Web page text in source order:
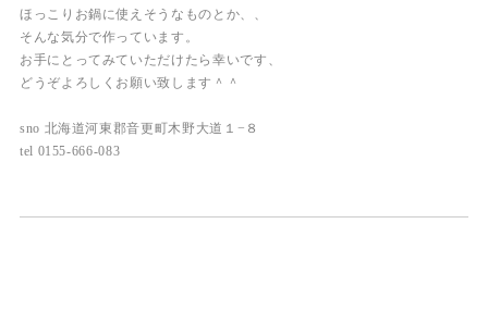
ほっこりお鍋に使えそうなものとか、、
そんな気分で作っています。
お手にとってみていただけたら幸いです、
どうぞよろしくお願い致します＾＾
sno 北海道河東郡音更町木野大道１−８
tel 0155-666-083